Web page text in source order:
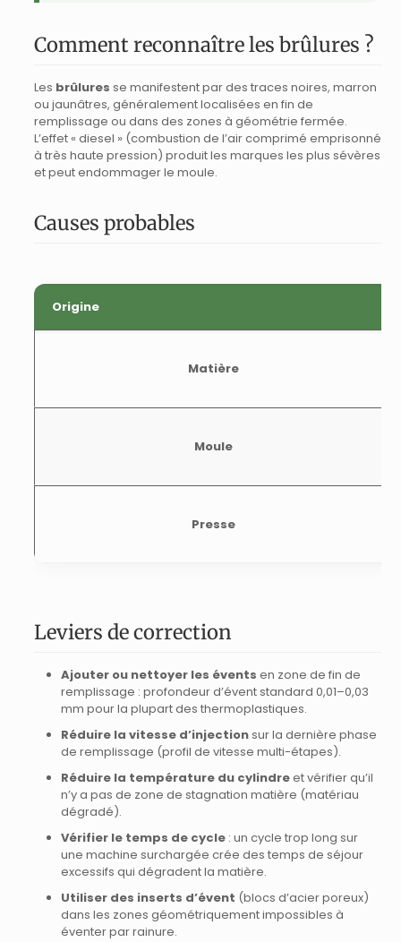
Comment reconnaître les brûlures ?
Les brûlures se manifestent par des traces noires, marron
ou jaunâtres, généralement localisées en fin de
remplissage ou dans des zones à géométrie fermée.
L’effet « diesel » (combustion de l’air comprimé emprisonné
à très haute pression) produit les marques les plus sévères
et peut endommager le moule.
Causes probables
Origine
Matière
Moule
Presse
Leviers de correction
Ajouter ou nettoyer les évents en zone de fin de
remplissage : profondeur d’évent standard 0,01–0,03
mm pour la plupart des thermoplastiques.
Réduire la vitesse d’injectionsur la dernière phase
de remplissage (profil de vitesse multi-étapes).
Réduire la température du cylindreet vérifier qu’il
n’y a pas de zone de stagnation matière (matériau
dégradé).
Vérifier le temps de cycle : un cycle trop long sur
une machine surchargée crée des temps de séjour
excessifs qui dégradent la matière.
Utiliser des inserts d’évent (blocs d’acier poreux)
dans les zones géométriquement impossibles à
éventer par rainure.